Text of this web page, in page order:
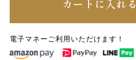
カートに入れる
電子マネーご利用いただけます！